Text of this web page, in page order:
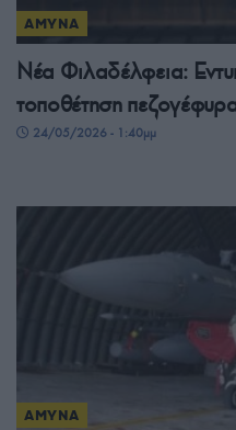
ΑΜΥΝΑ
Νέα Φιλαδέλφεια:
τοποθέτηση
24/05/2026 - 1:40μμ
ΑΜΥΝΑ